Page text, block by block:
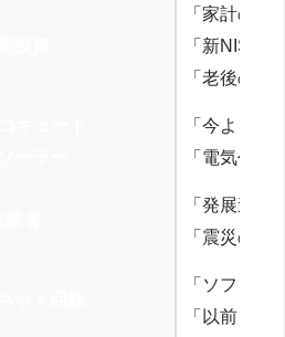
「家計の見
「新NISA
「老後の
「今より
「電気代を
「発展途
「震災の
「ソフト
「以前、